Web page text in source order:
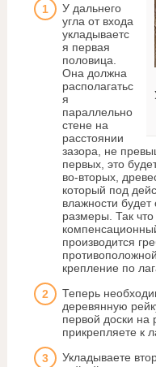
У дальнего
угла от входа
укладываетс
я первая
половица.
Она должна
располагатьс
я
параллельно
стене на
расстоянии
зазора, не
первых, это
во-вторых,
который под
влажности будет
размеры. Так что
производится
крепление по
Теперь
деревянную
первой доски на
прикрепляете к
Укладываете